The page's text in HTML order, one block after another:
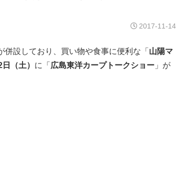
2017-11-14
設しており、買い物や食事に便利な「 山陽マ
（土） に「 広島東洋カープトークショー 」が